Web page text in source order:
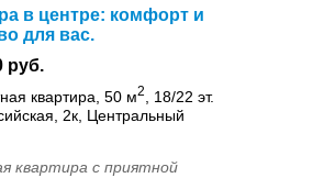
в центре: комфорт и
для вас.
руб.
квартира, 50 м2
, 18/22 эт.
2к, Центральный
квартира с приятной